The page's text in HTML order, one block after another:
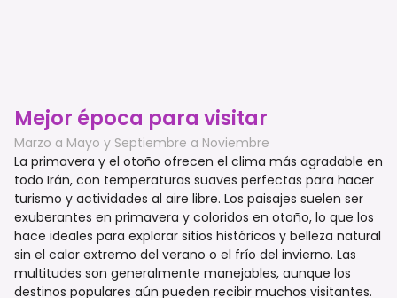
Mejor época para visitar
Marzo a Mayo y Septiembre a Noviembre
La primavera y el otoño ofrecen el clima más agradable en
todo Irán, con temperaturas suaves perfectas para hacer
turismo y actividades al aire libre. Los paisajes suelen ser
exuberantes en primavera y coloridos en otoño, lo que los
hace ideales para explorar sitios históricos y belleza natural
sin el calor extremo del verano o el frío del invierno. Las
multitudes son generalmente manejables, aunque los
destinos populares aún pueden recibir muchos visitantes.